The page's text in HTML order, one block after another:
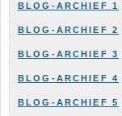
BLOG-ARCHIEF 1
BLOG-ARCHIEF 2
BLOG-ARCHIEF 3
BLOG-ARCHIEF 4
BLOG-ARCHIEF 5